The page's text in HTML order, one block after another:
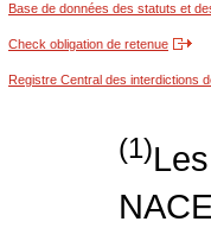
Base de données des statuts et
Check obligation de retenue
Registre Central des interdictions
(1)